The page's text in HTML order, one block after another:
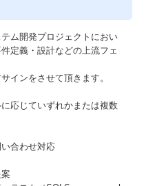
ム開発プロジェクトにおい
定義・設計などの上流フェ
インをさせて頂きます。
応じていずれかまたは複数
合わせ対応